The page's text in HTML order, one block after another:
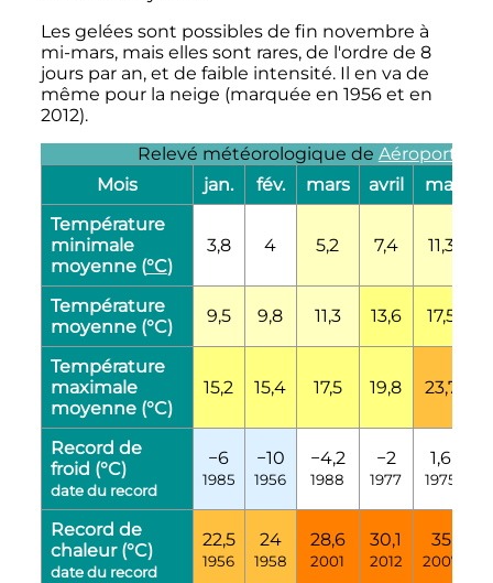
Les gelées sont possibles de fin novembre à
mi-mars, mais elles sont rares, de l'ordre de 8
jours par an, et de faible intensité. Il en va de
même pour la neige (marquée en 1956 et en
2012).
Relevé météorologique de Aéroport de
Mois
jan. fév. mars avril mai
Température
minimale
moyenne (°C)
3,8 4 5,2 7,4 11,3
Température
moyenne (°C)
9,5 9,8 11,3 13,6 17,5
Température
maximale
moyenne (°C)
15,2 15,4 17,5 19,8 23,7
Record de
froid (°C)
date du record
−6
1985
−10
1956
−4,2
1988
−2
1977
1,6
1975
Record de
chaleur (°C)
date du record
22,5
1956
24
1958
28,6
2001
30,1
2012
35
2007